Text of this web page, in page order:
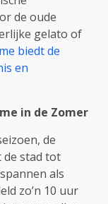
de oude
gelato of
biedt de
en
in de Zomer
de
de stad tot
als
zo’n 10 uur